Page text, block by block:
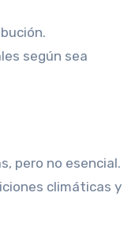
según sea
pero no esencial.
climáticas y